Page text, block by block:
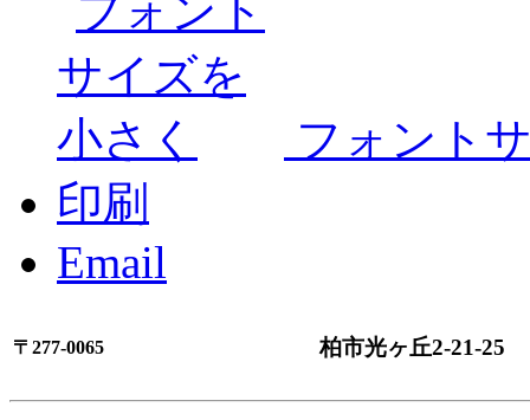
フォント
印刷
Email
〒277-0065 柏市光ヶ丘2-21-25